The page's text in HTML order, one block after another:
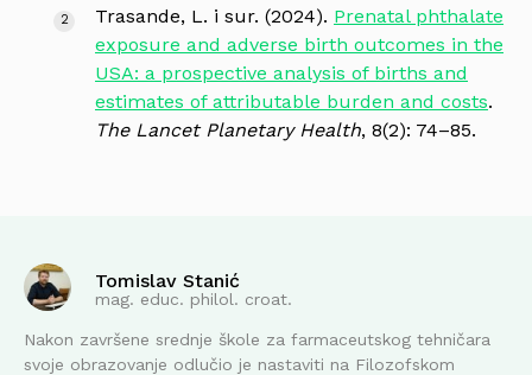
Trasande, L. i sur. (2024). Prenatal phthalate
exposure and adverse birth outcomes in the
USA: a prospective analysis of births and
estimates of attributable burden and costs.
The Lancet Planetary Health, 8(2): 74–85.
Tomislav Stanić
mag. educ. philol. croat.
Nakon završene srednje škole za farmaceutskog tehničara
svoje obrazovanje odlučio je nastaviti na Filozofskom